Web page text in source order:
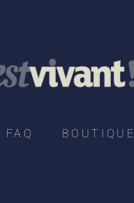
FAQ BOUTIQUE